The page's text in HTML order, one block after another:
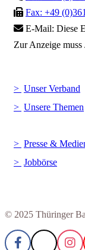
Fax: +49
E-Mail: Diese
Zur Anzeige muss
Unser Verband
Unsere Themen
Presse &
Jobbörse
© 2025 Thüringer